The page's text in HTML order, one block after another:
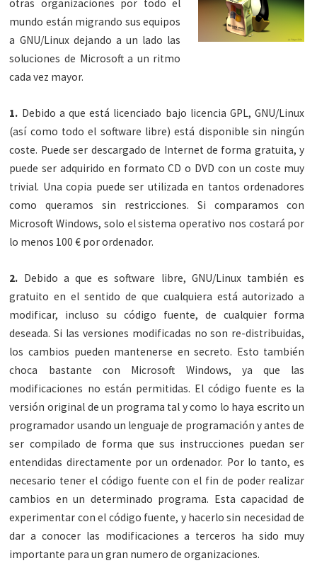
otras organizaciones por todo el
mundo están migrando sus equipos
a GNU/Linux dejando a un lado las
soluciones de Microsoft a un ritmo
cada vez mayor.
1. Debido a que está licenciado bajo licencia GPL, GNU/Linux
(así como todo el software libre) está disponible sin ningún
coste. Puede ser descargado de Internet de forma gratuita, y
puede ser adquirido en formato CD o DVD con un coste muy
trivial. Una copia puede ser utilizada en tantos ordenadores
como queramos sin restricciones. Si comparamos con
Microsoft Windows, solo el sistema operativo nos costará por
lo menos 100 € por ordenador.
2. Debido a que es software libre, GNU/Linux también es
gratuito en el sentido de que cualquiera está autorizado a
modificar, incluso su código fuente, de cualquier forma
deseada. Si las versiones modificadas no son re-distribuidas,
los cambios pueden mantenerse en secreto. Esto también
choca bastante con Microsoft Windows, ya que las
modificaciones no están permitidas. El código fuente es la
versión original de un programa tal y como lo haya escrito un
programador usando un lenguaje de programación y antes de
ser compilado de forma que sus instrucciones puedan ser
entendidas directamente por un ordenador. Por lo tanto, es
necesario tener el código fuente con el fin de poder realizar
cambios en un determinado programa. Esta capacidad de
experimentar con el código fuente, y hacerlo sin necesidad de
dar a conocer las modificaciones a terceros ha sido muy
importante para un gran numero de organizaciones.